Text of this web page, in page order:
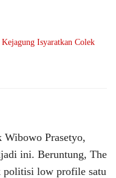
Isyaratkan Colek
Wibowo Prasetyo,
ini. Beruntung, The
politisi low profile satu